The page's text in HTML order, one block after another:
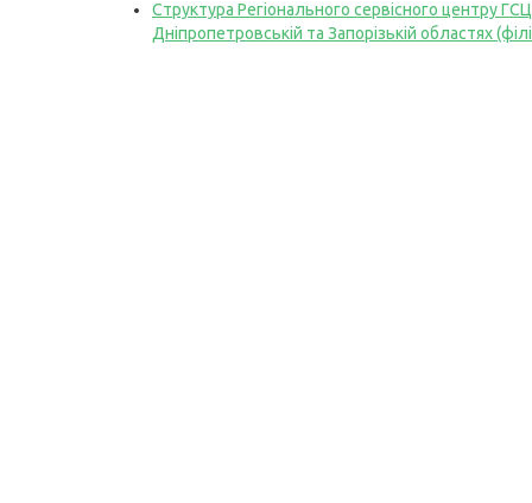
Структура Регіонального сервісного центру
Дніпропетровській та Запорізькій областях